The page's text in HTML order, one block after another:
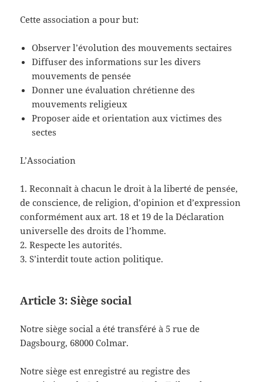
Cette association a pour but:
Observer l’évolution des mouvements sectaires
Diffuser des informations sur les divers
mouvements de pensée
Donner une évaluation chrétienne des
mouvements religieux
Proposer aide et orientation aux victimes des
sectes
L’Association
1. Reconnaît à chacun le droit à la liberté de pensée,
de conscience, de religion, d’opinion et d’expression
conformément aux art. 18 et 19 de la Déclaration
universelle des droits de l’homme.
2. Respecte les autorités.
3. S’interdit toute action politique.
Article 3: Siège social
Notre siège social a été transféré à 5 rue de
Dagsbourg, 68000 Colmar.
Notre siège est enregistré au registre des